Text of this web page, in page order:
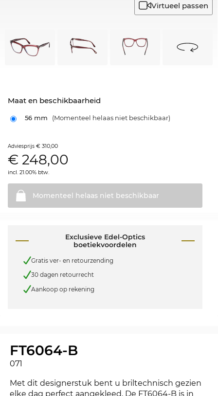
Virtueel passen
Maat en beschikbaarheid
56 mm (Momenteel helaas niet beschikbaar)
Adviesprijs € 310,00
€ 248,00
incl. 21.00% btw.
Momenteel helaas niet beschikbaar
Exclusieve Edel-Optics
boetiekvoordelen
Gratis ver- en retourzending
30 dagen retourrecht
Aankoop op rekening
FT6064-B
071
Met dit designerstuk bent u briltechnisch gezien
elke dag perfect aangekleed. De FT6064-B is in